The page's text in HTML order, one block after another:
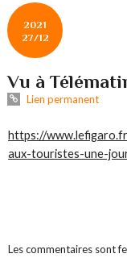
2021
27/12
Vu à
Lien permanent
https://
aux-touristes-une-
Les commentaires sont